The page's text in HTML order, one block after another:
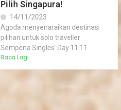
Pilih Singapura!
14/11/2023
Agoda menyenaraikan destinasi
pilihan untuk solo traveller
Sempena Singles’ Day 11.11.
Baca Lagi